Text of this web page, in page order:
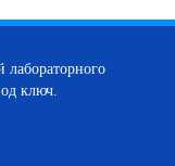
лабораторного
ключ.